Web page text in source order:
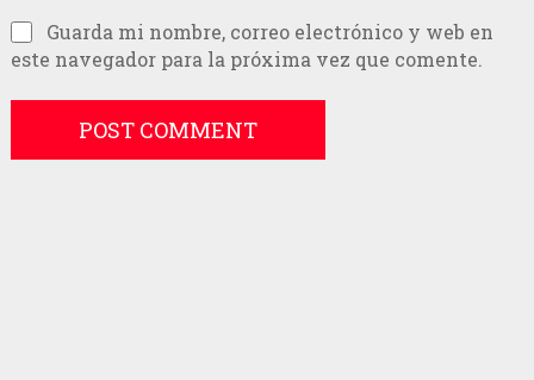
Guarda mi nombre, correo electrónico y web en
este navegador para la próxima vez que comente.